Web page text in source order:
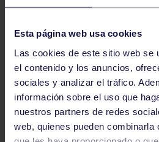
Esta página web usa cookies
Las cookies de este sitio web se
el contenido y los anuncios,
sociales y analizar el tráfico.
información sobre el uso que
nuestros partners de redes
web, quienes pueden combinarla
11
ENGANCHATE AL DEPORTE
1 2 3 4